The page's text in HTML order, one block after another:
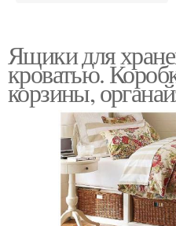
Ящики под кроватью
Ящики для
кроватью.
корзины,